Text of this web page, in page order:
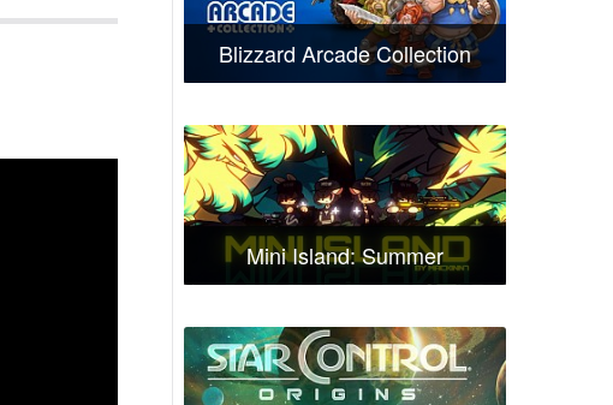
Blizzard Arcade Collection
Mini Island: Summer